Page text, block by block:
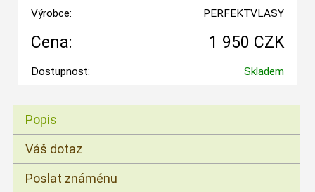
Výrobce:
PERFEKTVLASY
Cena: 1 950 CZK
Dostupnost: Skladem
Popis
Váš dotaz
Poslat známénu